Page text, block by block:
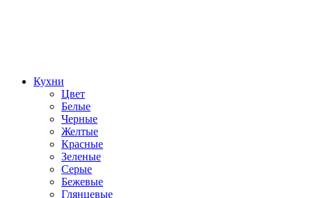
Кухни
Цвет
Белые
Черные
Желтые
Красные
Зеленые
Серые
Бежевые
Глянцевые